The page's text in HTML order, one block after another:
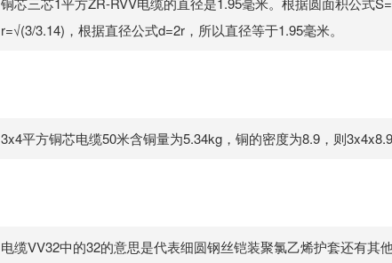
r=√(3/3.14)，根据直径公式d=2r，所以直径等于1.95毫米。
3x4平方铜芯电缆50米含铜量为5.34kg，铜的密度为8.9，则
电缆VV32中的32的意思是代表细圆钢丝铠装聚氯乙烯护套还有